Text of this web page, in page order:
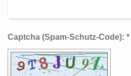
Captcha (Spam-Schutz-Code): *